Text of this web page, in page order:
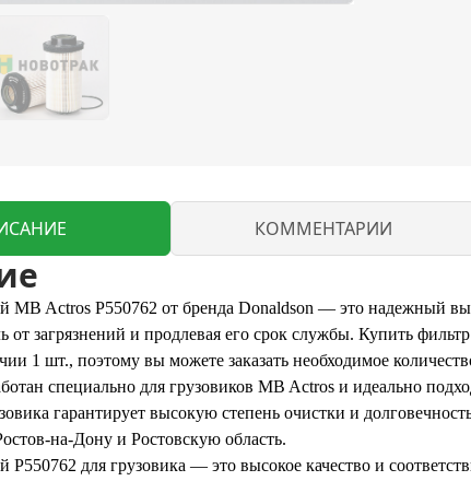
КОММЕНТАРИИ
MB Actros P550762 от бренда Donaldson — это надежный
от загрязнений и продлевая его срок службы. Купить
1 шт., поэтому вы можете заказать необходимое
специально для грузовиков MB Actros и идеально
гарантирует высокую степень очистки и
на-Дону и Ростовскую область.
для грузовика — это высокое качество и